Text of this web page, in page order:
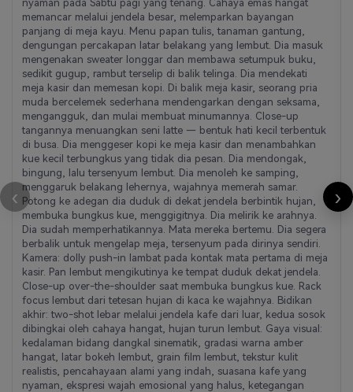
‹
nyaman pada Sabtu pagi yang tenang. Cahaya emas hangat
memancar melalui jendela besar, melemparkan bayangan
panjang di meja kayu. Menu papan tulis, tanaman gantung,
dengungan percakapan latar belakang yang lembut. Dia masuk
mengenakan sweater longgar dan membawa setumpuk buku,
sedikit gugup, rambut terselip di balik telinga. Dia mendekati
meja kasir dan memesan kopi. Di balik meja kasir, seorang pria
muda bercelemek sederhana mendengarkan dengan seksama,
mengangguk, dan mulai membuat minumannya. Close-up
tangannya menuangkan seni latte — bentuk hati kecil terbentuk
di busa. Dia menggeser kopi ke meja kasir dan menambahkan
kue kecil terbungkus yang tidak dia pesan. Dia mendongak,
bingung, lalu tersenyum lembut. Dia menoleh ke samping,
menggaruk belakang lehernya, wajahnya memerah samar.
Potong ke adegan dia duduk di dekat jendela berbintik hujan,
membuka bungkus kue, menggigitnya. Dia melirik ke arahnya.
Dia sudah memperhatikannya. Mata mereka bertemu. Dia segera
berbalik untuk mengelap meja, tersenyum pada dirinya sendiri.
Kamera: dolly push-in lambat pada kontak mata pertama di meja
kasir. Pan lembut mengikutinya ke tempat duduk dekat jendela.
Close-up over-the-shoulder saat membuka bungkus kue. Rack
focus lembut dari tetesan hujan di kaca ke wajahnya. Bidikan
akhir: two-shot lebar melalui jendela kafe dari luar, kedua sosok
dibingkai oleh cahaya hangat, hujan turun lembut. Gaya visual:
kedalaman bidang dangkal sinematik, gradasi warna amber
hangat, latar bokeh lembut, grain film lembut, tekstur kulit
realistis, pencahayaan alami yang indah, suasana kafe yang
nyaman, ekspresi wajah emosional yang halus, ketegangan
›